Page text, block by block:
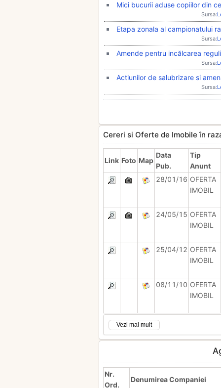
Mici bucurii aduse copiilor din
Sursa:
Etapa zonala al campionatului
Sursa:
Amende pentru incălcarea
Sursa:
Actiunilor de salubrizare si
Sursa:
Cereri si Oferte de Imobile în
Link Foto Map
Data
Pub.
Tip
Anunt
28/01/16 OFERTA
IMOBIL
24/05/15 OFERTA
IMOBIL
25/04/12 OFERTA
IMOBIL
08/11/10 OFERTA
IMOBIL
Vezi mai mult
Nr.
Ord.
Denumirea Companiei